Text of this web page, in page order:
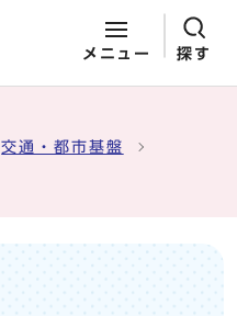
メニュー 探す
交通・都市基盤